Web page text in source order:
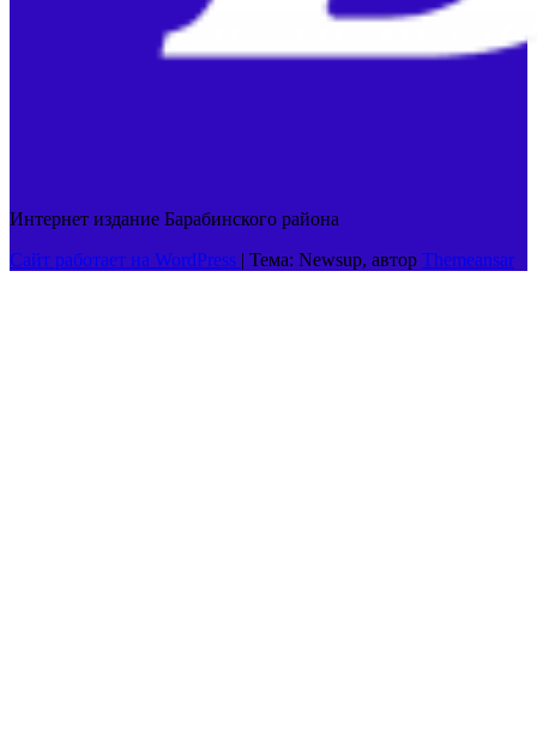
Интернет издание Барабинского района
Сайт работает на WordPress | Тема: Newsup, автор Themeansar